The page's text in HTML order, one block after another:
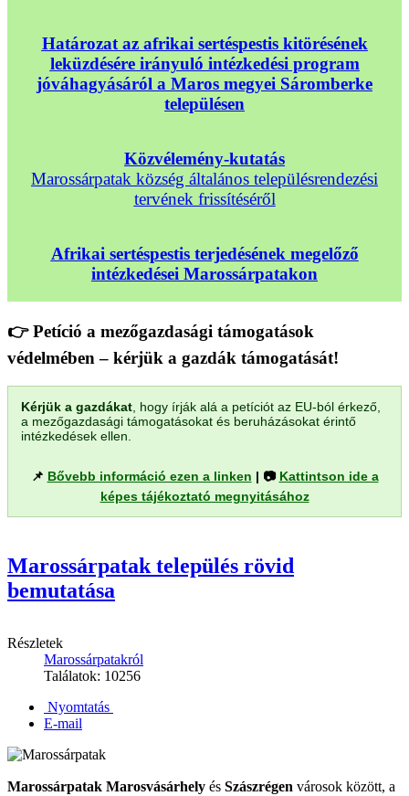
Határozat az afrikai sertéspestis kitörésének
leküzdésére irányuló intézkedési program
jóváhagyásáról a Maros megyei Sáromberke
településen
Közvélemény-kutatás
Marossárpatak község általános településrendezési
tervének frissítéséről
Afrikai sertéspestis terjedésének megelőző
intézkedései Marossárpatakon
👉 Petíció a mezőgazdasági támogatások
védelmében – kérjük a gazdák támogatását!
Kérjük a gazdákat , hogy írják alá a petíciót az EU-ból érkező,
a mezőgazdasági támogatásokat és beruházásokat érintő
intézkedések ellen.
📌 Bővebb információ ezen a linken | 📷 Kattintson ide a
képes tájékoztató megnyitásához
Marossárpatak település rövid
bemutatása
Részletek
Marossárpatakról
Találatok: 10256
Nyomtatás
E-mail
Marossárpatak Marosvásárhely és Szászrégen városok között, a